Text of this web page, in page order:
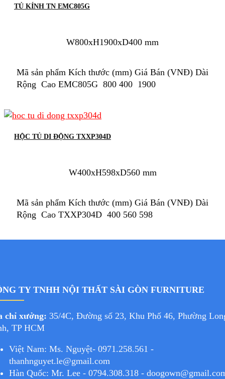
TỦ KÍNH TN EMC805G
W800xH1900xD400 mm
Mã sản phẩm Kích thước (mm) Giá Bán (VNĐ) Dài
Rộng Cao EMC805G 800 400 1900
HỘC TỦ DI ĐỘNG TXXP304D
W400xH598xD560 mm
Mã sản phẩm Kích thước (mm) Giá Bán (VNĐ) Dài
Rộng Cao TXXP304D 400 560 598
TY TNHH NỘI THẤT SÀI GÒN FURNITURE
chỉ xưởng: 35/4C, Đường số 23, Khu Phố 46, Phường
TP HCM
Việt Nam: Ms. Nguyệt- 0971.258.561 -
thanhnguyet.le@gmail.com
Hàn Quốc: Mr. Lee - 0794.308.318 -